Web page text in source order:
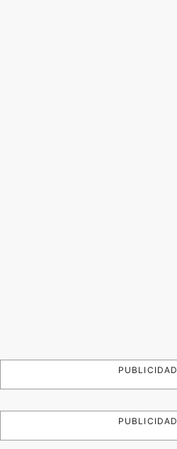
PUBLICIDAD
PUBLICIDAD